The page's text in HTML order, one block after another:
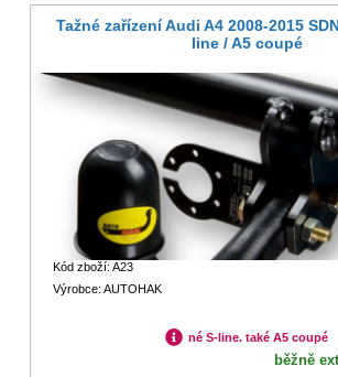
Tažné zařízení Audi A4 2008-2015
line / A5 coupé
Kód zboží: A23
Výrobce: AUTOHAK
né S-line. také A5 coupé
běžně